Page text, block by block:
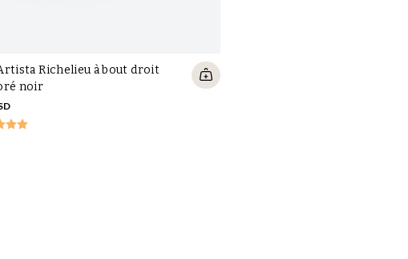
Richelieu à bout droit
noir